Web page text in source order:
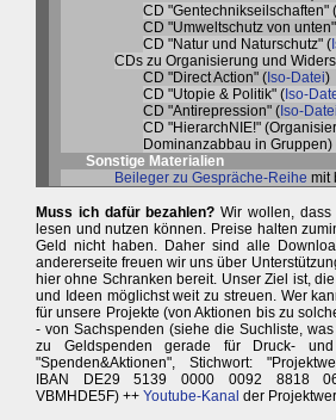
CD "Gentechnikseilschaften" (
CD "Umweltschutz von
CD "Natur und Naturschutz" (
CDs zu Organisierung und
CD "Direct Action" ( Iso-Datei)
CD "Utopie & Politik" ( Iso-
CD "Antirepression" ( Iso-Datei
CD "HierarchNIE!"
Dominanzabbau in Gruppen)
Sonstige Materialien
Beileger zu Gespräche-Reihe mit
Muss ich dafür bezahlen? Wir wollen, dass
lesen und nutzen können. Preise halten
Geld nicht haben. Daher sind alle
andererseite freuen wir uns über
hier ohne Schranken bereit. Unser Ziel ist,
und Ideen möglichst weit zu streuen. Wer
für unsere Projekte (von Aktionen bis zu
- von Sachspenden (siehe die Suchliste,
zu Geldspenden gerade für Druck- und
"Spenden&Aktionen", Stichwort:
IBAN DE29 5139 0000 0092 8818
VBMHDE5F) ++ Youtube-Kanal der